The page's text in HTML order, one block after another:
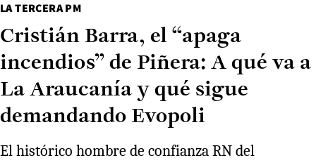
LA TERCERA PM
Cristián Barra, el “apaga
incendios” de Piñera: A qué va a
La Araucanía y qué sigue
demandando Evopoli
El histórico hombre de confianza RN del